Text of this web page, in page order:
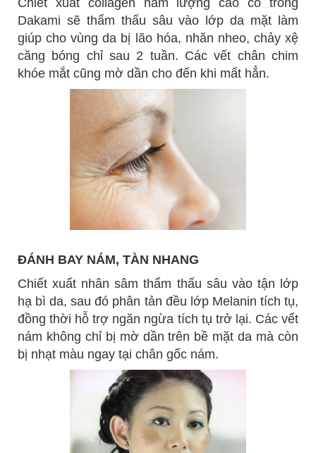
Chiết xuất collagen hàm lượng cao có trong
Dakami sẽ thẩm thấu sâu vào lớp da mặt làm
giúp cho vùng da bị lão hóa, nhăn nheo, chảy xệ
căng bóng chỉ sau 2 tuần. Các vết chân chim
khóe mắt cũng mờ dần cho đến khi mất hẳn.
ĐÁNH BAY NÁM, TÀN NHANG
Chiết xuất nhân sâm thẩm thấu sâu vào tận lớp
hạ bì da, sau đó phân tản đều lớp Melanin tích tụ,
đồng thời hỗ trợ ngăn ngừa tích tụ trở lại. Các vết
nám không chỉ bị mờ dần trên bề mặt da mà còn
bị nhạt màu ngay tại chân gốc nám.